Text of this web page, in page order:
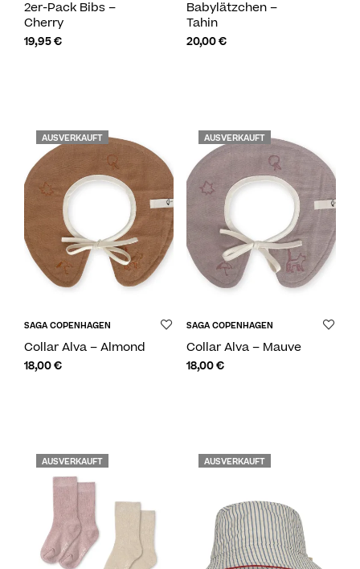
2er-Pack Bibs –
Cherry
19,95€
Babylätzchen –
Tahin
20,00€
AUSVERKAUFT
SAGA COPENHAGEN
Collar Alva – Almond
18,00€
AUSVERKAUFT
SAGA COPENHAGEN
Collar Alva – Mauve
18,00€
AUSVERKAUFT AUSVERKAUFT